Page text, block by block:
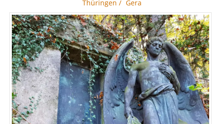
Thüringen / Gera